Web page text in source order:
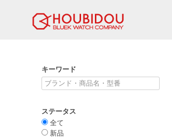
キーワード
ステータス
全て
新品